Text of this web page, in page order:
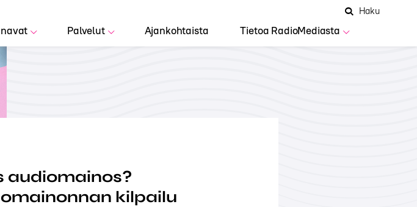
Palvelut Ajankohtaista Tietoa RadioMediasta
AvaaHaku
Hae
audiomainos?
kilpailu